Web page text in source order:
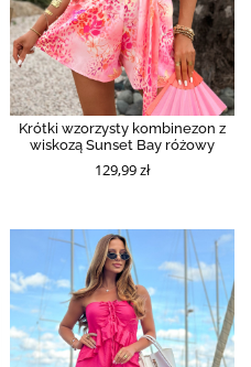
Krótki wzorzysty kombinezon z
wiskozą Sunset Bay różowy
129,99 zł